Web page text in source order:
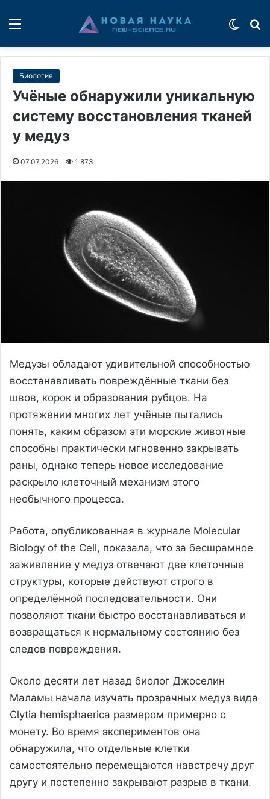
Биология
Учёные обнаружили уникальную
систему восстановления тканей
у медуз
07.07.2026 1 873
Медузы обладают удивительной способностью
восстанавливать повреждённые ткани без
швов, корок и образования рубцов. На
протяжении многих лет учёные пытались
понять, каким образом эти морские животные
способны практически мгновенно закрывать
раны, однако теперь новое исследование
раскрыло клеточный механизм этого
необычного процесса.
Работа, опубликованная в журнале Molecular
Biology of the Cell, показала, что за бесшрамное
заживление у медуз отвечают две клеточные
структуры, которые действуют строго в
определённой последовательности. Они
позволяют ткани быстро восстанавливаться и
возвращаться к нормальному состоянию без
следов повреждения.
Около десяти лет назад биолог Джоселин
Маламы начала изучать прозрачных медуз вида
Clytia hemisphaerica размером примерно с
монету. Во время экспериментов она
обнаружила, что отдельные клетки
самостоятельно перемещаются навстречу друг
другу и постепенно закрывают разрыв в ткани.